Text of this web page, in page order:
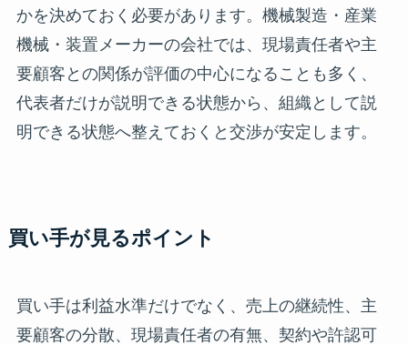
かを決めておく必要があります。機械製造・産業
機械・装置メーカーの会社では、現場責任者や主
要顧客との関係が評価の中心になることも多く、
代表者だけが説明できる状態から、組織として説
明できる状態へ整えておくと交渉が安定します。
買い手が見るポイント
買い手は利益水準だけでなく、売上の継続性、主
要顧客の分散、現場責任者の有無、契約や許認可